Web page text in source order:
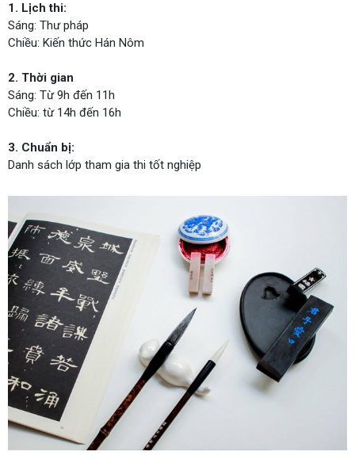
1. Lịch thi:
Sáng: Thư pháp
Chiều: Kiến thức Hán Nôm
2. Thời gian
Sáng: Từ 9h đến 11h
Chiều: từ 14h đến 16h
3. Chuẩn bị:
Danh sách lớp tham gia thi tốt nghiệp